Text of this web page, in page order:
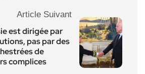
Article Suivant
est dirigée par
pas par des
de
complices